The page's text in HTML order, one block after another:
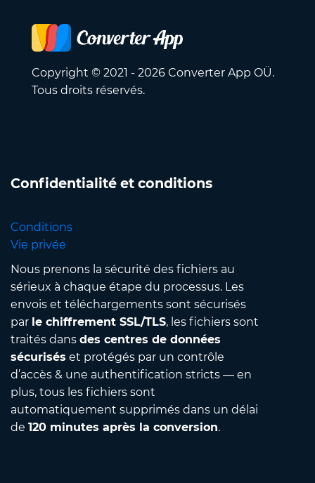
Copyright © 2021 - 2026 Converter App OÜ.
Tous droits réservés.
Confidentialité et conditions
Conditions
Vie privée
Nous prenons la sécurité des fichiers au
sérieux à chaque étape du processus. Les
envois et téléchargements sont sécurisés
par le chiffrement SSL/TLS, les fichiers sont
traités dans des centres de données
sécurisés et protégés par un contrôle
d’accès & une authentification stricts — en
plus, tous les fichiers sont
automatiquement supprimés dans un délai
de 120 minutes après la conversion.